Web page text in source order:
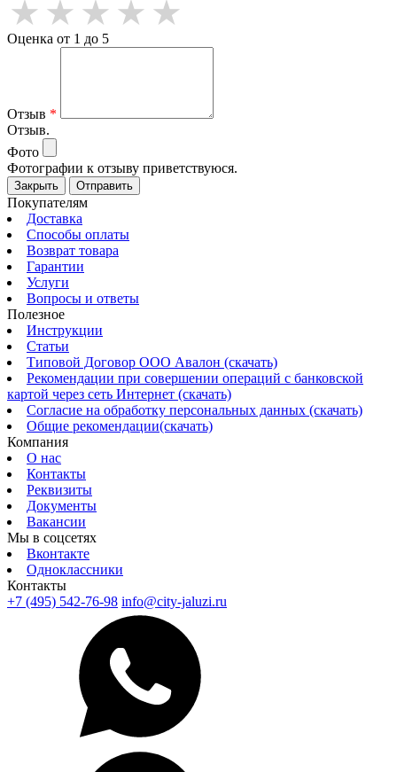
Оценка от 1 до 5
Отзыв *
Отзыв.
Фото
Фотографии к отзыву приветствуюся.
Закрыть Отправить
Покупателям
Доставка
Способы оплаты
Возврат товара
Гарантии
Услуги
Вопросы и ответы
Полезное
Инструкции
Статьи
Типовой Договор ООО Авалон (скачать)
Рекомендации при совершении операций с банковской
картой через сеть Интернет (скачать)
Согласие на обработку персональных данных (скачать)
Общие рекомендации(скачать)
Компания
О нас
Контакты
Реквизиты
Документы
Вакансии
Мы в соцсетях
Вконтакте
Одноклассники
Контакты
+7 (495) 542-76-98 info@city-jaluzi.ru